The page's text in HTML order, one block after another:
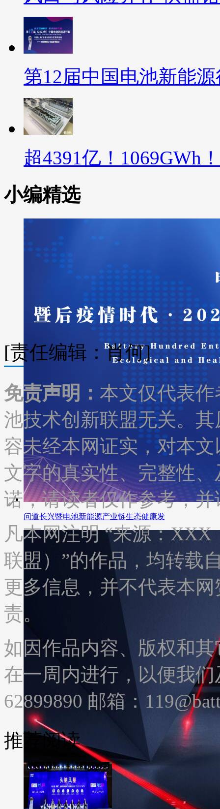
第12届中国电池新能
超4391亿！1069GWh
小编精选
问道长兴暨电池新能源产业链生态健康发
[责任编辑：肖何]
免责声明： 本文仅代表
池技术创新联盟无关。
容未经本网证实，对本
文字的真实性、完整性
诺，请读者仅作参考，
凡本网注明 “来源：
联盟）”的作品，均转载
更多信息，并不代表本
责。
如因作品内容、版权和
在一周内进行，以便我
62899890 邮箱：
推荐阅读